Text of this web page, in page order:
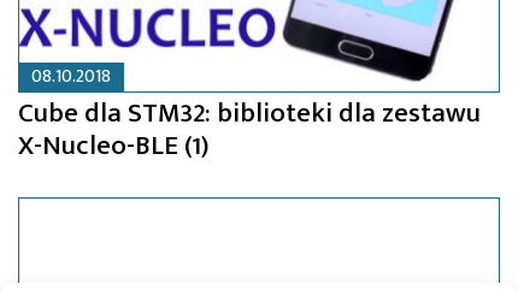
08.10.2018
Cube dla STM32: biblioteki dla zestawu
X-Nucleo-BLE (1)